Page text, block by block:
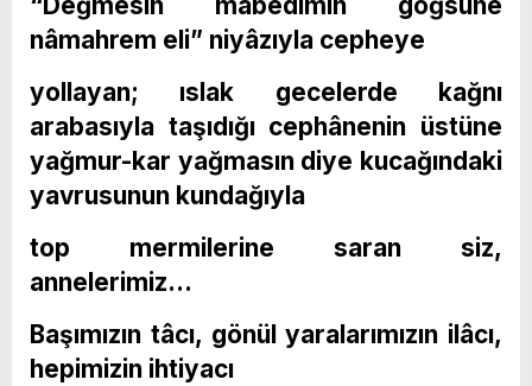
nâmahrem eli” niyâzıyla cepheye
yollayan; ıslak gecelerde kağnı
arabasıyla taşıdığı cephânenin üstüne
yağmur-kar yağmasın diye kucağındaki
yavrusunun kundağıyla
top mermilerine saran siz,
annelerimiz…
Başımızın tâcı, gönül yaralarımızın ilâcı,
hepimizin ihtiyacı